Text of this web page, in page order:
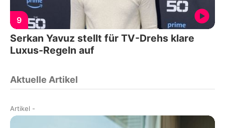
9
Serkan Yavuz stellt für TV-Drehs klare
Luxus-Regeln auf
Aktuelle Artikel
Artikel -